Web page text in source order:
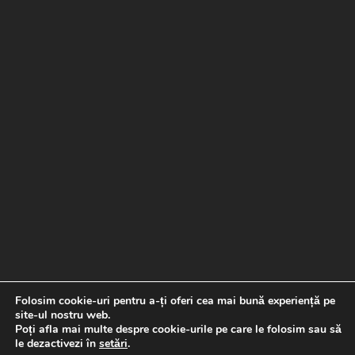
Copyright © 2026 Banda de picurare |
Folosim cookie-uri pentru a-ți oferi cea mai bună experiență pe
site-ul nostru web.
Poți afla mai multe despre cookie-urile pe care le folosim sau să
le dezactivezi în setări.